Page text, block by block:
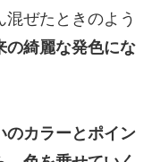
混ぜたときのよう
の綺麗な発色にな
のカラーとポイン